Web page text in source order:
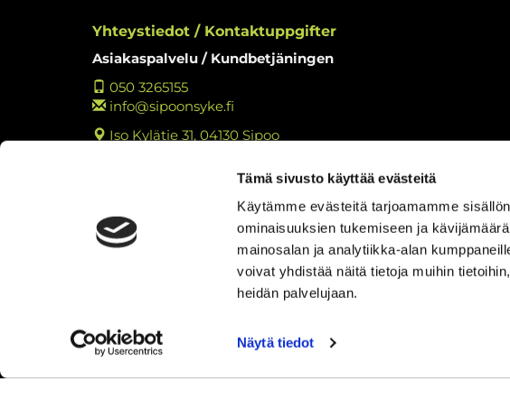
Tämä sivusto käyttää evästeitä
Käytämme evästeitä tarjoamamme
ominaisuuksien tukemiseen ja
mainosalan ja analytiikka-alan
voivat yhdistää näitä tietoja muihin
heidän palvelujaan.
Näytä tiedot
Yhteystiedot / Kontaktuppgifter
Asiakaspalvelu / Kundbetjäningen
050 3265155
info@sipoonsyke.fi
Iso Kylätie 31, 04130 Sipoo
Tulosta rekisteritietojen tarkastuslomake
Kokemuksia Sipoon Syke